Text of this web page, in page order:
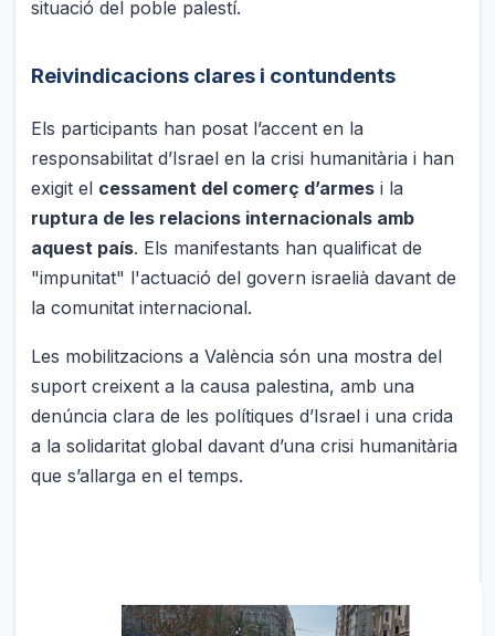
situació del poble palestí.
Reivindicacions clares i contundents
Els participants han posat l’accent en la
responsabilitat d’Israel en la crisi humanitària i han
exigit el cessament del comerç d’armes i la
ruptura de les relacions internacionals amb
aquest país. Els manifestants han qualificat de
"impunitat" l'actuació del govern israelià davant de
la comunitat internacional.
Les mobilitzacions a València són una mostra del
suport creixent a la causa palestina, amb una
denúncia clara de les polítiques d’Israel i una crida
a la solidaritat global davant d’una crisi humanitària
que s’allarga en el temps.